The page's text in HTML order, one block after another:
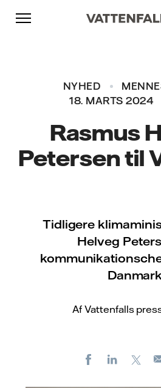
Skift til indhold
Gå til hovednavigation
Gå til sidefod
NYHED
18. MARTS 2024
Rasmus
Petersen til
Tidligere
Helveg
Af Vattenfalls
FacebookLinkedIn
Gå til hovednavigation